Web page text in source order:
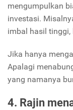
mengumpulkan
investasi.
imbal hasil tinggi,
Jika hanya
Apalagi
yang namanya
4. Rajin